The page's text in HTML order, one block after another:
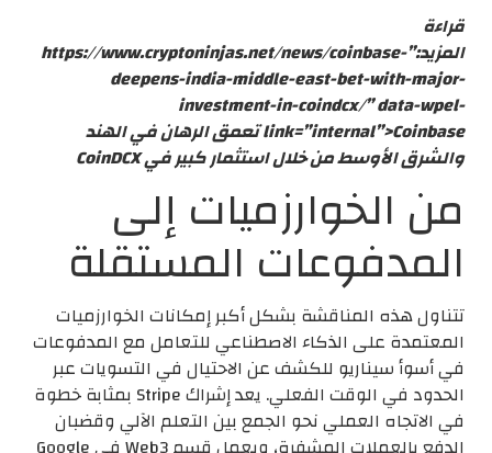
قراءة
المزيد:”https://www.cryptoninjas.net/news/coinbase-
deepens-india-middle-east-bet-with-major-
investment-in-coindcx/” data-wpel-
link=”internal”>Coinbase تعمق الرهان في الهند
والشرق الأوسط من خلال استثمار كبير في CoinDCX
من الخوارزميات إلى
المدفوعات المستقلة
تتناول هذه المناقشة بشكل أكبر إمكانات الخوارزميات
المعتمدة على الذكاء الاصطناعي للتعامل مع المدفوعات
في أسوأ سيناريو للكشف عن الاحتيال في التسويات عبر
الحدود في الوقت الفعلي. يعد إشراك Stripe بمثابة خطوة
في الاتجاه العملي نحو الجمع بين التعلم الآلي وقضبان